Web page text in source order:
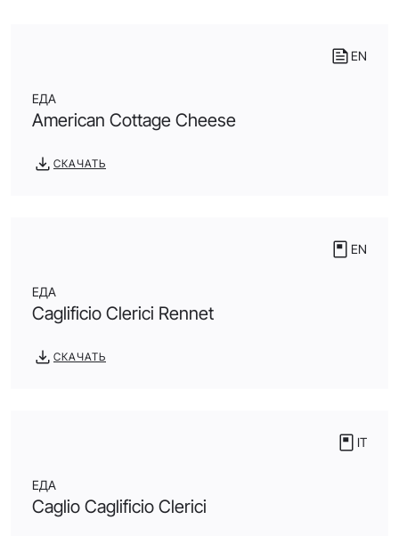
EN
ЕДА
American Cottage Cheese
СКАЧАТЬ
EN
ЕДА
Caglificio Clerici Rennet
СКАЧАТЬ
IT
ЕДА
Caglio Caglificio Clerici